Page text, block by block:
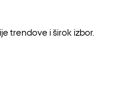
trendove i širok izbor.